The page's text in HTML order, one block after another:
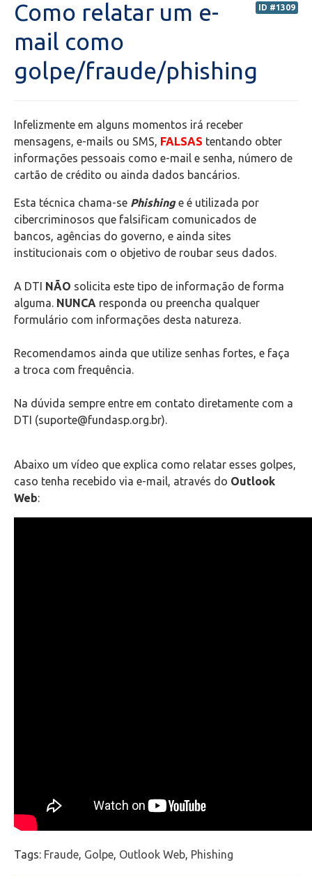
Financeiro
Wifi
Laboratórios
Suporte
Microsoft Outlook
Como limpar o cache do seu navegador
Configuração de softwares para leitura de e-mails
Portal de Chamados
ID #1309
Como relatar um e-
mail como
golpe/fraude/phishing
Infelizmente em alguns momentos irá receber
mensagens, e-mails ou SMS, FALSAS tentando obter
informações pessoais como e-mail e senha, número de
cartão de crédito ou ainda dados bancários.
Esta técnica chama-se Phishinge é utilizada por
cibercriminosos que falsificam comunicados de
bancos, agências do governo, e ainda sites
institucionais com o objetivo de roubar seus dados.
A DTI NÃO solicita este tipo de informação de forma
alguma. NUNCA responda ou preencha qualquer
formulário com informações desta natureza.
Recomendamos ainda que utilize senhas fortes, e faça
a troca com frequência.
Na dúvida sempre entre em contato diretamente com a
DTI (suporte@fundasp.org.br).
Abaixo um vídeo que explica como relatar esses golpes,
caso tenha recebido via e-mail, através do Outlook
Web:
Tags: Fraude, Golpe, Outlook Web, Phishing